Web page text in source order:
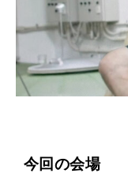
今回の会場